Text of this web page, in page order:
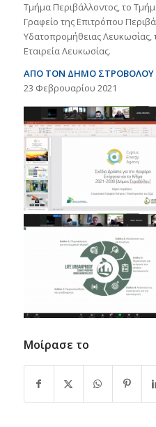
Τμήμα Περιβάλλοντος, το
Γραφείο της Επιτρόπου
Υδατοπρομήθειας Λευκωσίας,
Εταιρεία Λευκωσίας.
ΑΠΟ ΤΟΝ ΔΗΜΟ ΣΤΡΟΒΟΛΟΥ
23 Φεβρουαρίου 2021
Μοίρασε το